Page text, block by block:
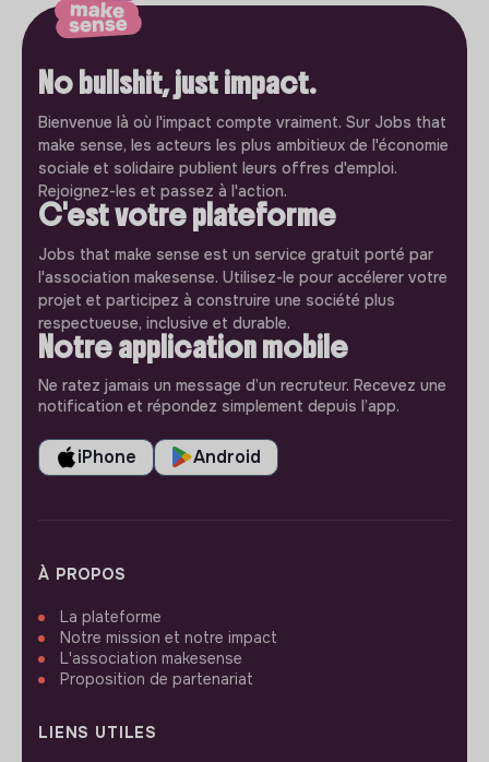
No bullshit, just impact.
Bienvenue là où l'impact compte vraiment. Sur Jobs that
make sense, les acteurs les plus ambitieux de l'économie
sociale et solidaire publient leurs offres d'emploi.
Rejoignez-les et passez à l'action.
C'est votre plateforme
Jobs that make sense est un service gratuit porté par
l'association makesense. Utilisez-le pour accélerer votre
projet et participez à construire une société plus
respectueuse, inclusive et durable.
Notre application mobile
Ne ratez jamais un message d’un recruteur. Recevez une
notification et répondez simplement depuis l’app.
iPhone Android
À PROPOS
La plateforme
Notre mission et notre impact
L'association makesense
Proposition de partenariat
LIENS UTILES